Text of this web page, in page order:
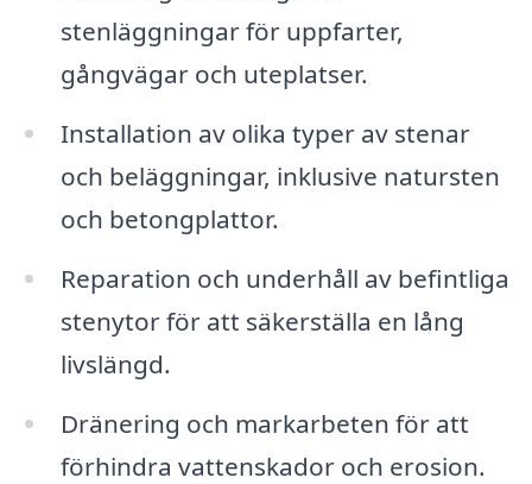
stenläggningar för uppfarter,
gångvägar och uteplatser.
Installation av olika typer av stenar
och beläggningar, inklusive natursten
och betongplattor.
Reparation och underhåll av befintliga
stenytor för att säkerställa en lång
livslängd.
Dränering och markarbeten för att
förhindra vattenskador och erosion.